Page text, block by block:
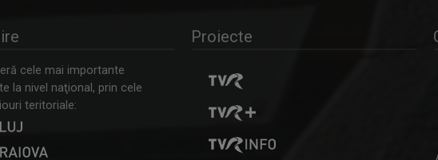
cele mai importante
la nivel naţional, prin cele
teritoriale:
Proiecte